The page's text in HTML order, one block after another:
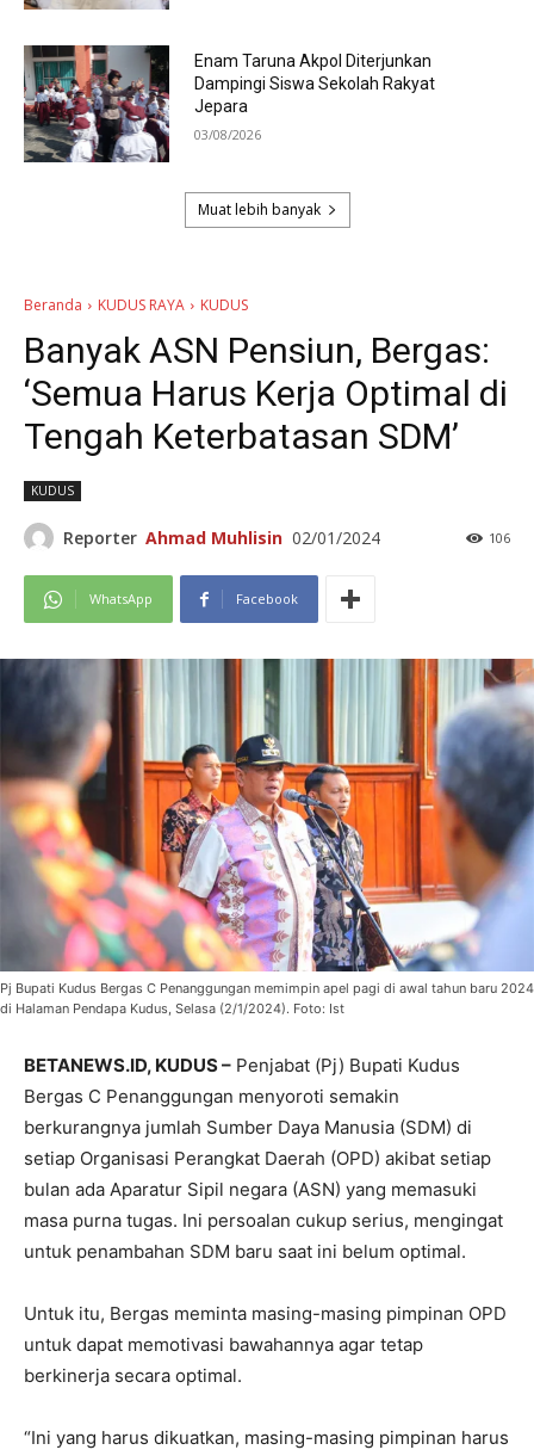
Enam Taruna Akpol Diterjunkan
Dampingi Siswa Sekolah Rakyat
Jepara
03/08/2026
Muat lebih banyak